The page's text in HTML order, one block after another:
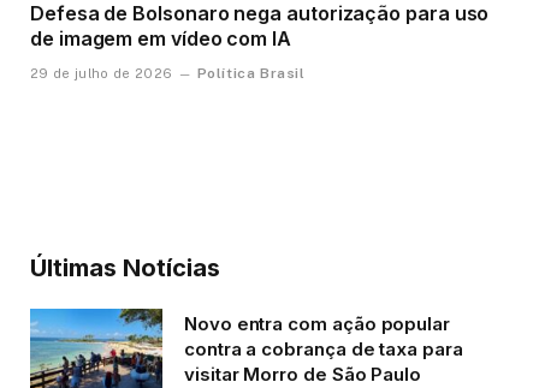
Defesa de Bolsonaro nega autorização para uso
de imagem em vídeo com IA
29 de julho de 2026 Política Brasil
Últimas Notícias
Novo entra com ação popular
contra a cobrança de taxa para
visitar Morro de São Paulo